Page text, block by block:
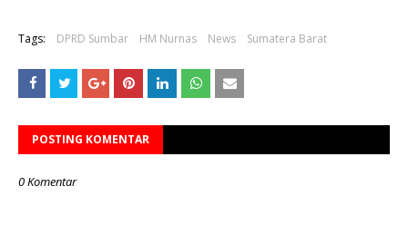
Tags: DPRD Sumbar HM Nurnas News Sumatera Barat
POSTING KOMENTAR
0 Komentar